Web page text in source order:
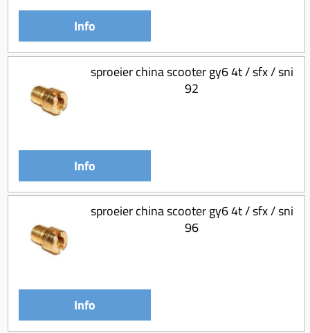
Info
sproeier china scooter gy6 4t / sfx / sni
92
Info
sproeier china scooter gy6 4t / sfx / sni
96
Info